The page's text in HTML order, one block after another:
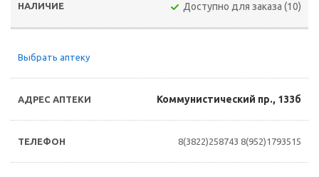
Доступно для заказа (10)
Выбрать аптеку
Коммунистический пр., 133б
8(3822)258743 8(952)1793515